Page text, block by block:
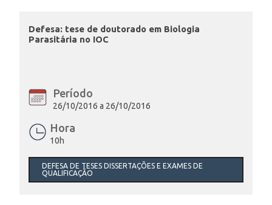
Defesa: tese de doutorado em Biologia
Parasitária no IOC
Período
26/10/2016 a 26/10/2016
Hora
10h
DEFESA DE TESES DISSERTAÇÕES E EXAMES DE
QUALIFICAÇÃO